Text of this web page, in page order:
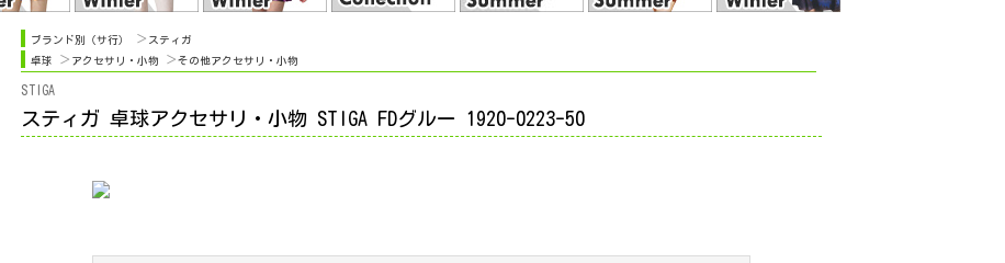
ブランド別（サ行） スティガ
卓球 アクセサリ・小物 その他アクセサリ・小物
STIGA
スティガ 卓球アクセサリ・小物 STIGA FDグルー 1920-0223-50